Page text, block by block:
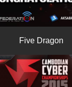
Five Dragon